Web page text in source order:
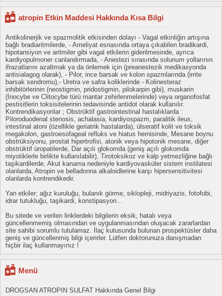
atropin Etkin Maddesi Hakkında Kısa Bilgi
Antikolinerjik ve spazmolitik etkisinden dolayı - Vagal etkinliğin artışına
bağlı bradiaritmilerde, - Ameliyat esnasında ortaya çıkabilen bradikardi,
hipotansiyon ve aritmiler gibi vagal etkilerin giderilmesinde, ayrıca
kardiyopulmoner canlandırmada, - Anestezi sırasında solunum yollarının
ifrazatlarını azaltmak ya da önlemek için (preanestezik medikasyonda
antisialagog olarak), - Pilor, ince barsak ve kolon spazmlarında (irrite
barsak sendromu),- Uretra ve safra koliklerinde - Kolinesteraz
inhibitörlerinin (neostigmin, pridostigmin, pilokarpin gibi), muskarin
(İnocybe ve Clitocybe türü mantar zehirlenmelerinde) veya organofosfat
pestisitlerin toksisitelerinin tedavisinde antidot olarak kullanılır.
Kontrendikasyonlar ; Obstrüktif gastrointestinal hastalıklarda :
Piloroduodenal stenosis, achalasia, kardiyospazm, paralitik ileus,
intestinal atoni (özellikle geriatrik hastalarda), ülseratif kolit ve toksik
megakolon, gastroesofageal refluks ve hiatus hernisinde, Mesane boynu
obstrüksiyonu, prostat hipertrofisi, atonik veya hipotonik mesane, diğer
obstrüktif üropatilerde, Dar açılı glokomda (geniş açılı glokomda
miyotiklerle birlikte kullanılabilir), Tirotoksikoz ve kalp yetmezliğine bağlı
taşikardilerde, Akut kanama nedeniyle kardiyovasküler sistem instilatesi
olanlarda, Atropin ve belladonna alkaloidlerine karşı hipersensitivitesi
olanlarda kontrendikedir.
Yan etkiler; ağız kuruluğu, bulanık görme, siklopleji, midriyazis, fotofobi,
idrar tutukluğu, taşikardi, konstipasyon...
Bu sitede ve verilen linklerdeki bilgilerin eksik, hatalı veya
güncellenmemiş olmasından ve uygulanmasından oluşacak zararlardan
site sahibi sorumlu tutulamaz. İlaç kutusunda bulunan prospektüsler daha
geniş ve güncellenmiş bilgi içerirler. Lütfen doktorunuza danışmadan
hiçbir ilaç kullanmayınız !
Menü
DROGSAN ATROPIN SULFAT Hakkında Genel Bilgi